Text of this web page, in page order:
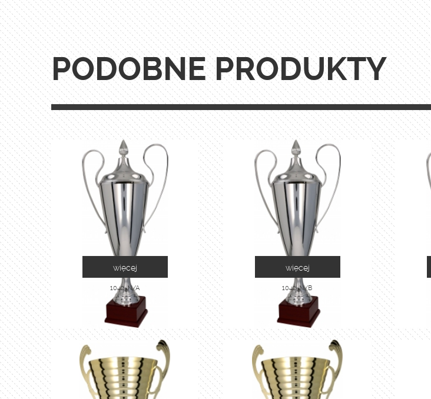
PODOBNE PRODUKTY
1042-N/A
więcej
1042-N/B
więcej